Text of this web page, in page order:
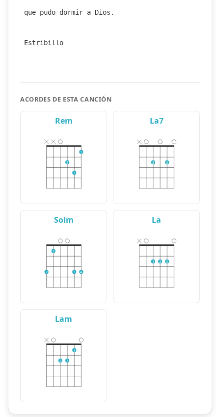
que pudo dormir a Dios.
Estribillo
ACORDES DE ESTA CANCIÓN
Rem
2
3
1
La7
2 3
Solm
2
1
3 4
La
1 2 3
Lam
2 3
1